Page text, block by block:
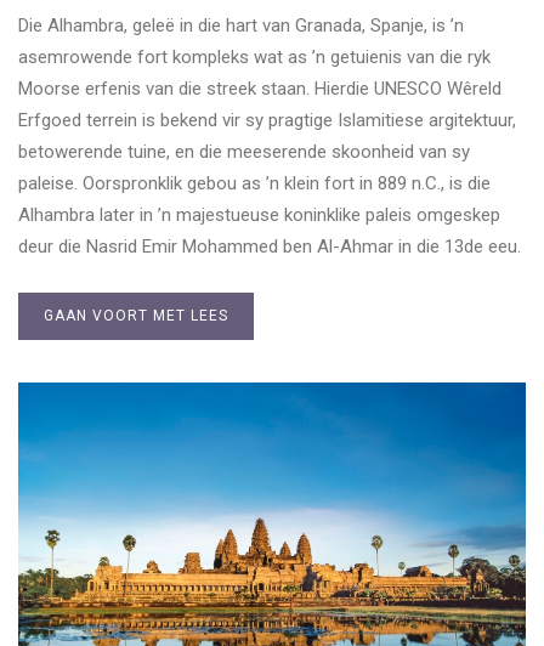
Die Alhambra, geleë in die hart van Granada, Spanje, is ’n
asemrowende fort kompleks wat as ’n getuienis van die ryk
Moorse erfenis van die streek staan. Hierdie UNESCO Wêreld
Erfgoed terrein is bekend vir sy pragtige Islamitiese argitektuur,
betowerende tuine, en die meeserende skoonheid van sy
paleise. Oorspronklik gebou as ’n klein fort in 889 n.C., is die
Alhambra later in ’n majestueuse koninklike paleis omgeskep
deur die Nasrid Emir Mohammed ben Al-Ahmar in die 13de eeu.
GAAN VOORT MET LEES